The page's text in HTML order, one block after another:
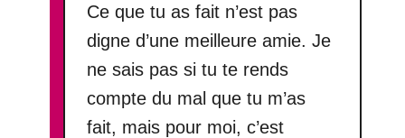
Ce que tu as fait n’est pas
digne d’une meilleure amie. Je
ne sais pas si tu te rends
compte du mal que tu m’as
fait, mais pour moi, c’est